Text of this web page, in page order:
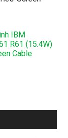
IBM
R61 (15.4W)
Cable